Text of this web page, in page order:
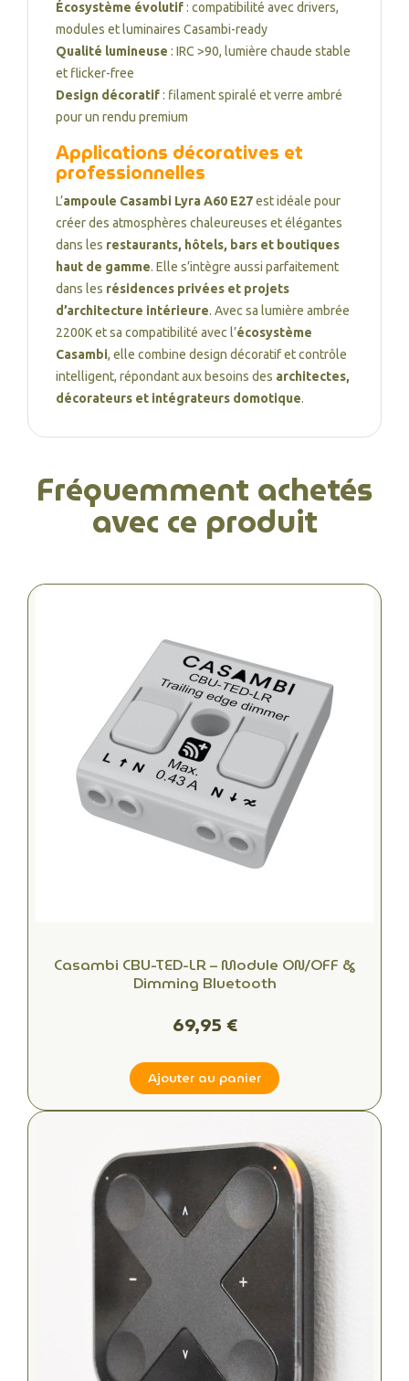
Écosystème évolutif: compatibilité avec drivers,
modules et luminaires Casambi-ready
Qualité lumineuse : IRC >90, lumière chaude stable
et flicker-free
Design décoratif: filament spiralé et verre ambré
pour un rendu premium
Applications décoratives et
professionnelles
L’ampoule Casambi Lyra A60 E27est idéale pour
créer des atmosphères chaleureuses et élégantes
dans les restaurants, hôtels, bars et boutiques
haut de gamme. Elle s’intègre aussi parfaitement
dans les résidences privées et projets
d’architecture intérieure. Avec sa lumière ambrée
2200K et sa compatibilité avec l’écosystème
Casambi, elle combine design décoratif et contrôle
intelligent, répondant aux besoins des architectes,
décorateurs et intégrateurs domotique.
Fréquemment achetés
avec ce produit
Casambi CBU-TED-LR – Module ON/OFF &
Dimming Bluetooth
69,95 €
Ajouter au panier